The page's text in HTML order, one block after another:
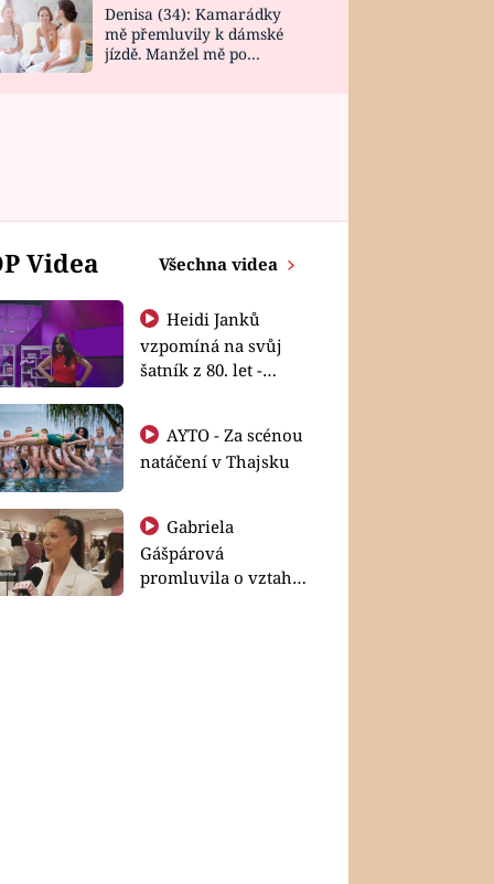
Denisa (34): Kamarádky
mě přemluvily k dámské
jízdě. Manžel mě po
Videa Všechna videa
Heidi Janků
vzpomíná na svůj
šatník z 80. let -
natáčení v Thajsku
Gabriela
Gášpárová
promluvila o vztahu